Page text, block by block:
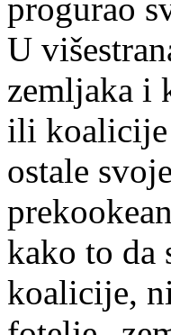
progurao
U
zemljaka i
ili koalicije
ostale
kako to da
koalicije,